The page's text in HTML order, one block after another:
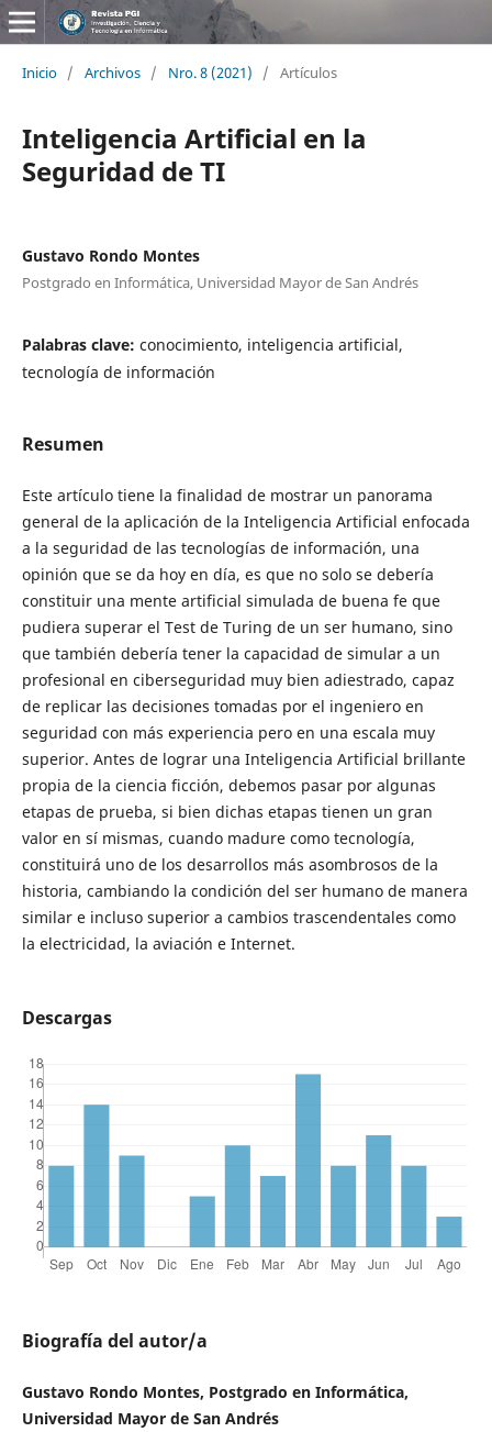
Inicio / Archivos / Nro. 8 (2021) / Artículos
Inteligencia Artificial en la
Seguridad de TI
Gustavo Rondo Montes
Postgrado en Informática, Universidad Mayor de San Andrés
Palabras clave: conocimiento, inteligencia artificial,
tecnología de información
Resumen
Este artículo tiene la finalidad de mostrar un panorama
general de la aplicación de la Inteligencia Artificial enfocada
a la seguridad de las tecnologías de información, una
opinión que se da hoy en día, es que no solo se debería
constituir una mente artificial simulada de buena fe que
pudiera superar el Test de Turing de un ser humano, sino
que también debería tener la capacidad de simular a un
profesional en ciberseguridad muy bien adiestrado, capaz
de replicar las decisiones tomadas por el ingeniero en
seguridad con más experiencia pero en una escala muy
superior. Antes de lograr una Inteligencia Artificial brillante
propia de la ciencia ficción, debemos pasar por algunas
etapas de prueba, si bien dichas etapas tienen un gran
valor en sí mismas, cuando madure como tecnología,
constituirá uno de los desarrollos más asombrosos de la
historia, cambiando la condición del ser humano de manera
similar e incluso superior a cambios trascendentales como
la electricidad, la aviación e Internet.
Descargas
Biografía del autor/a
Gustavo Rondo Montes, Postgrado en Informática,
Universidad Mayor de San Andrés